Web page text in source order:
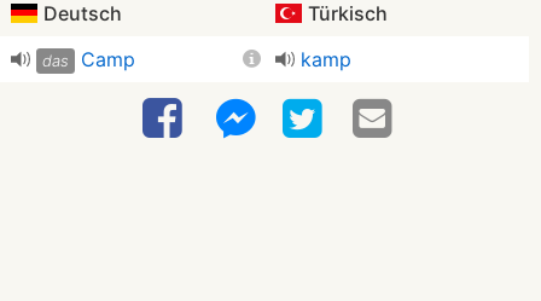
Deutsch Türkisch
das Camp kamp